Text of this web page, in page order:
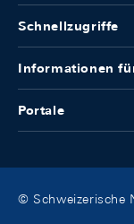
Schnellzugriffe
Informationen
Portale
© Schweizerische